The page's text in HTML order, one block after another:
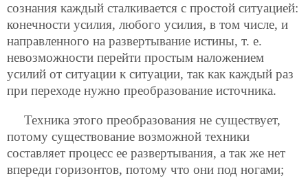
сознания каждый сталкивается с простой ситуацией:
конечности усилия, любого усилия, в том числе, и
направленного на развертывание истины, т. е.
невозможности перейти простым наложением
усилий от ситуации к ситуации, так как каждый раз
при переходе нужно преобразование источника.
Техника этого преобразования не существует,
потому существование возможной техники
составляет процесс ее развертывания, а так же нет
впереди горизонтов, потому что они под ногами;